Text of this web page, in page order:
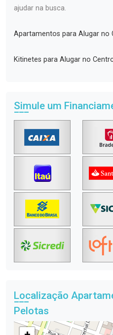
ajudar na busca.
Apartamentos para Alugar no
Kitinetes para Alugar no
Simule um
Localização
Pelotas